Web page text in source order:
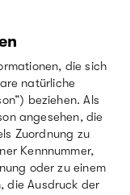
die sich
natürliche
beziehen. Als
angesehen, die
Zuordnung zu
Kennnummer,
oder zu einem
die Ausdruck der